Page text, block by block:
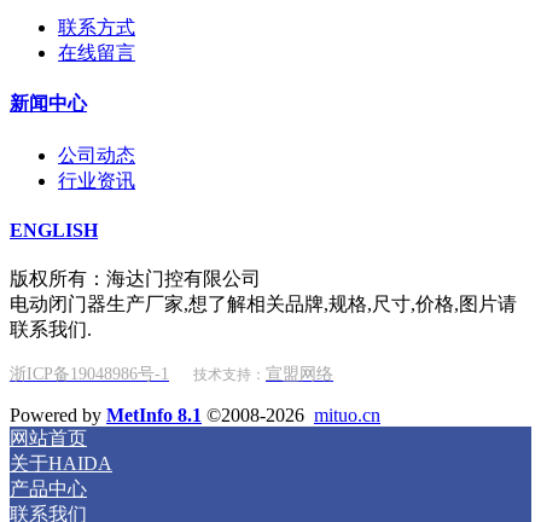
联系方式
在线留言
新闻中心
公司动态
行业资讯
ENGLISH
版权所有：海达门控有限公司
电动闭门器生产厂家,想了解相关品牌,规格,尺寸,价格,图片请
联系我们.
浙ICP备19048986号-1 技术支持： 宣盟网络
Powered by MetInfo 8.1 ©2008-2026 mituo.cn
网站首页
关于HAIDA
产品中心
联系我们